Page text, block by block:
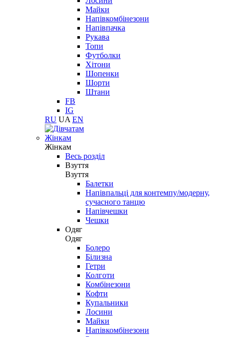
Майки
Напівкомбінезони
Напівпачка
Рукава
Топи
Футболки
Хітони
Шопенки
Шорти
Штани
FB
IG
RU UA EN
Жінкам
Жінкам
Весь розділ
Взуття
Взуття
Балетки
Напівпальці для контемпу/модерну,
сучасного танцю
Напівчешки
Чешки
Одяг
Одяг
Болеро
Білизна
Гетри
Колготи
Комбінезони
Кофти
Купальники
Лосини
Майки
Напівкомбінезони